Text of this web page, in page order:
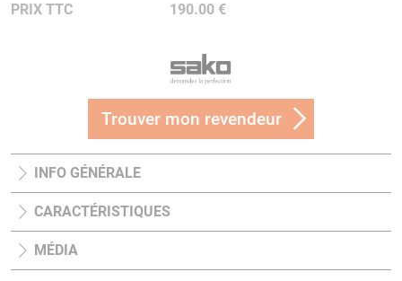
PRIX TTC
190.00 €
Trouver mon revendeur
INFO GÉNÉRALE
CARACTÉRISTIQUES
MÉDIA